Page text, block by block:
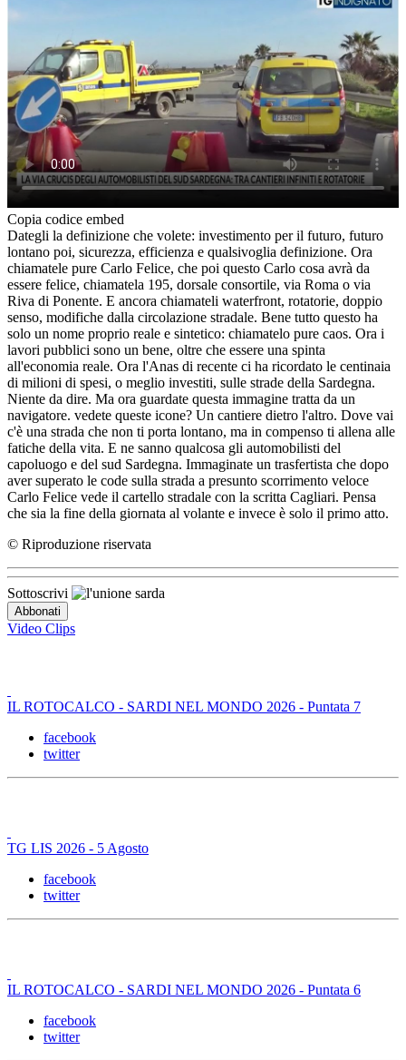
Copia codice embed
Dategli la definizione che volete: investimento per il futuro, futuro
lontano poi, sicurezza, efficienza e qualsivoglia definizione. Ora
chiamatele pure Carlo Felice, che poi questo Carlo cosa avrà da
essere felice, chiamatela 195, dorsale consortile, via Roma o via
Riva di Ponente. E ancora chiamateli waterfront, rotatorie, doppio
senso, modifiche dalla circolazione stradale. Bene tutto questo ha
solo un nome proprio reale e sintetico: chiamatelo pure caos. Ora i
lavori pubblici sono un bene, oltre che essere una spinta
all'economia reale. Ora l'Anas di recente ci ha ricordato le centinaia
di milioni di spesi, o meglio investiti, sulle strade della Sardegna.
Niente da dire. Ma ora guardate questa immagine tratta da un
navigatore. vedete queste icone? Un cantiere dietro l'altro. Dove vai
c'è una strada che non ti porta lontano, ma in compenso ti allena alle
fatiche della vita. E ne sanno qualcosa gli automobilisti del
capoluogo e del sud Sardegna. Immaginate un trasfertista che dopo
aver superato le code sulla strada a presunto scorrimento veloce
Carlo Felice vede il cartello stradale con la scritta Cagliari. Pensa
che sia la fine della giornata al volante e invece è solo il primo atto.
© Riproduzione riservata
Sottoscrivi
Video Clips
IL ROTOCALCO - SARDI NEL MONDO 2026 - Puntata 7
facebook
twitter
TG LIS 2026 - 5 Agosto
facebook
twitter
IL ROTOCALCO - SARDI NEL MONDO 2026 - Puntata 6
facebook
twitter